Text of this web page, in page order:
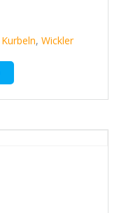
Kurbeln, Wickler